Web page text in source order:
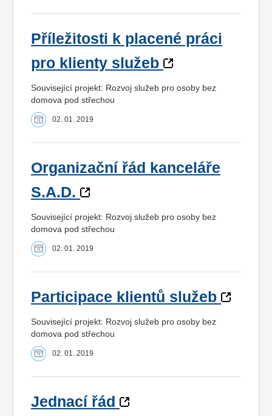
Příležitosti k placené práci
pro klienty služeb
Související projekt: Rozvoj služeb pro osoby bez
domova pod střechou
02. 01. 2019
Organizační řád kanceláře
S.A.D.
Související projekt: Rozvoj služeb pro osoby bez
domova pod střechou
02. 01. 2019
Participace klientů služeb
Související projekt: Rozvoj služeb pro osoby bez
domova pod střechou
02. 01. 2019
Jednací řád